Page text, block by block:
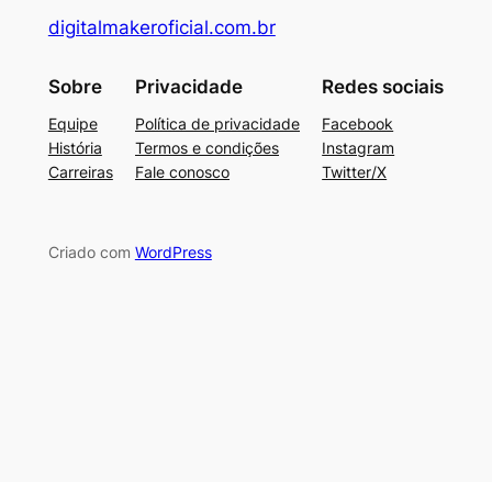
digitalmakeroficial.com.br
Sobre
Equipe
História
Carreiras
Privacidade
Política de privacidade
Termos e condições
Fale conosco
Redes sociais
Facebook
Instagram
Twitter/X
Criado com WordPress